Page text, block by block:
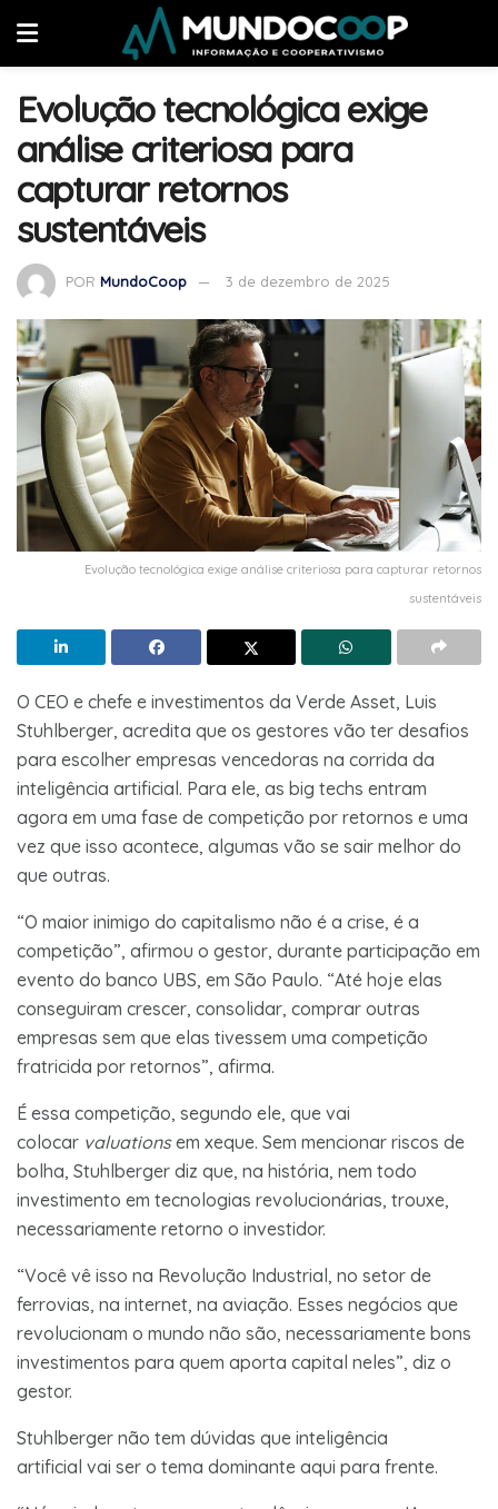
Evolução tecnológica exige
análise criteriosa para
capturar retornos
sustentáveis
POR MundoCoop 3 de dezembro de 2025
Evolução tecnológica exige análise criteriosa para capturar retornos
sustentáveis
O CEO e chefe e investimentos da Verde Asset, Luis
Stuhlberger, acredita que os gestores vão ter desafios
para escolher empresas vencedoras na corrida da
inteligência artificial. Para ele, as big techs entram
agora em uma fase de competição por retornos e uma
vez que isso acontece, algumas vão se sair melhor do
que outras.
“O maior inimigo do capitalismo não é a crise, é a
competição”, afirmou o gestor, durante participação em
evento do banco UBS, em São Paulo. “Até hoje elas
conseguiram crescer, consolidar, comprar outras
empresas sem que elas tivessem uma competição
fratricida por retornos”, afirma.
É essa competição, segundo ele, que vai
colocar valuationsem xeque. Sem mencionar riscos de
bolha, Stuhlberger diz que, na história, nem todo
investimento em tecnologias revolucionárias, trouxe,
necessariamente retorno o investidor.
“Você vê isso na Revolução Industrial, no setor de
ferrovias, na internet, na aviação. Esses negócios que
revolucionam o mundo não são, necessariamente bons
investimentos para quem aporta capital neles”, diz o
gestor.
Stuhlberger não tem dúvidas que inteligência
artificial vai ser o tema dominante aqui para frente.